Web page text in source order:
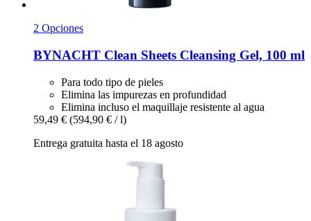
2 Opciones
BYNACHT Clean Sheets Cleansing Gel, 100 ml
Para todo tipo de pieles
Elimina las impurezas en profundidad
Elimina incluso el maquillaje resistente al agua
59,49 € (594,90 € / l)
Entrega gratuita hasta el 18 agosto